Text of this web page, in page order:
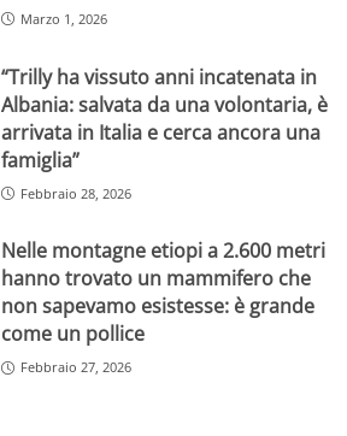
Marzo 1, 2026
“Trilly ha vissuto anni incatenata in
Albania: salvata da una volontaria, è
arrivata in Italia e cerca ancora una
famiglia”
Febbraio 28, 2026
Nelle montagne etiopi a 2.600 metri
hanno trovato un mammifero che
non sapevamo esistesse: è grande
come un pollice
Febbraio 27, 2026